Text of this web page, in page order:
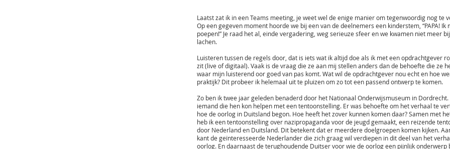
Laatst zat ik in een Teams meeting, je weet wel de enige manier om tegenwoordig nog te
Op een gegeven moment hoorde we bij een van de deelnemers een kinderstem, “PAPA! Ik
poepen!” Je raad het al, einde vergadering, weg serieuze sfeer en we kwamen niet meer
lachen.
Luisteren tussen de regels door, dat is iets wat ik altijd doe als ik met een opdrachtgever
zit (live of digitaal). Vaak is de vraag die ze aan mij stellen anders dan de behoefte die ze
waar mijn luisterend oor goed van pas komt. Wat wil de opdrachtgever nou echt en hoe
praktijk? Dit probeer ik helemaal uit te pluizen om zo tot een passend ontwerp te komen.
Zo ben ik twee jaar geleden benaderd door het Nationaal Onderwijsmuseum in Dordrecht.
iemand die hen kon helpen met een tentoonstelling. Er was behoefte om het verhaal te
hoe de oorlog in Duitsland begon. Hoe heeft het zover kunnen komen daar? Samen met
heb ik een tentoonstelling over nazipropaganda voor de jeugd gemaakt, een reizende
door Nederland en Duitsland. Dit betekent dat er meerdere doelgroepen komen kijken.
kant de geïnteresseerde Nederlander die zich graag wil verdiepen in dit deel van het
oorlog. En daarnaast de terughoudende Duitser voor wie de oorlog een pijnlijk onderwerp